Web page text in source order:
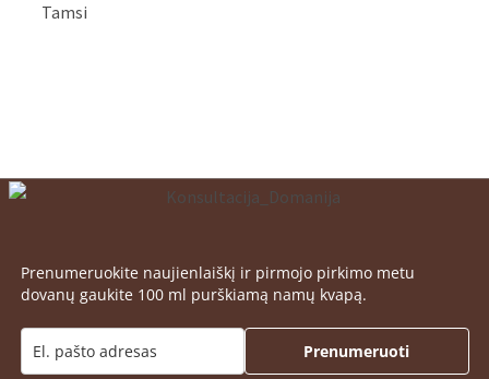
Tamsi
Prenumeruokite naujienlaiškį ir pirmojo pirkimo metu
dovanų gaukite 100 ml purškiamą namų kvapą.
Prenumeruoti